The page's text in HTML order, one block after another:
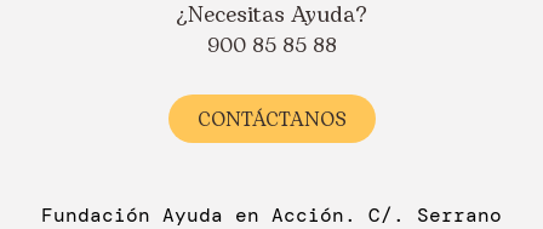
¿Necesitas Ayuda?
900 85 85 88
CONTÁCTANOS
Fundación Ayuda en Acción. C/. Serrano